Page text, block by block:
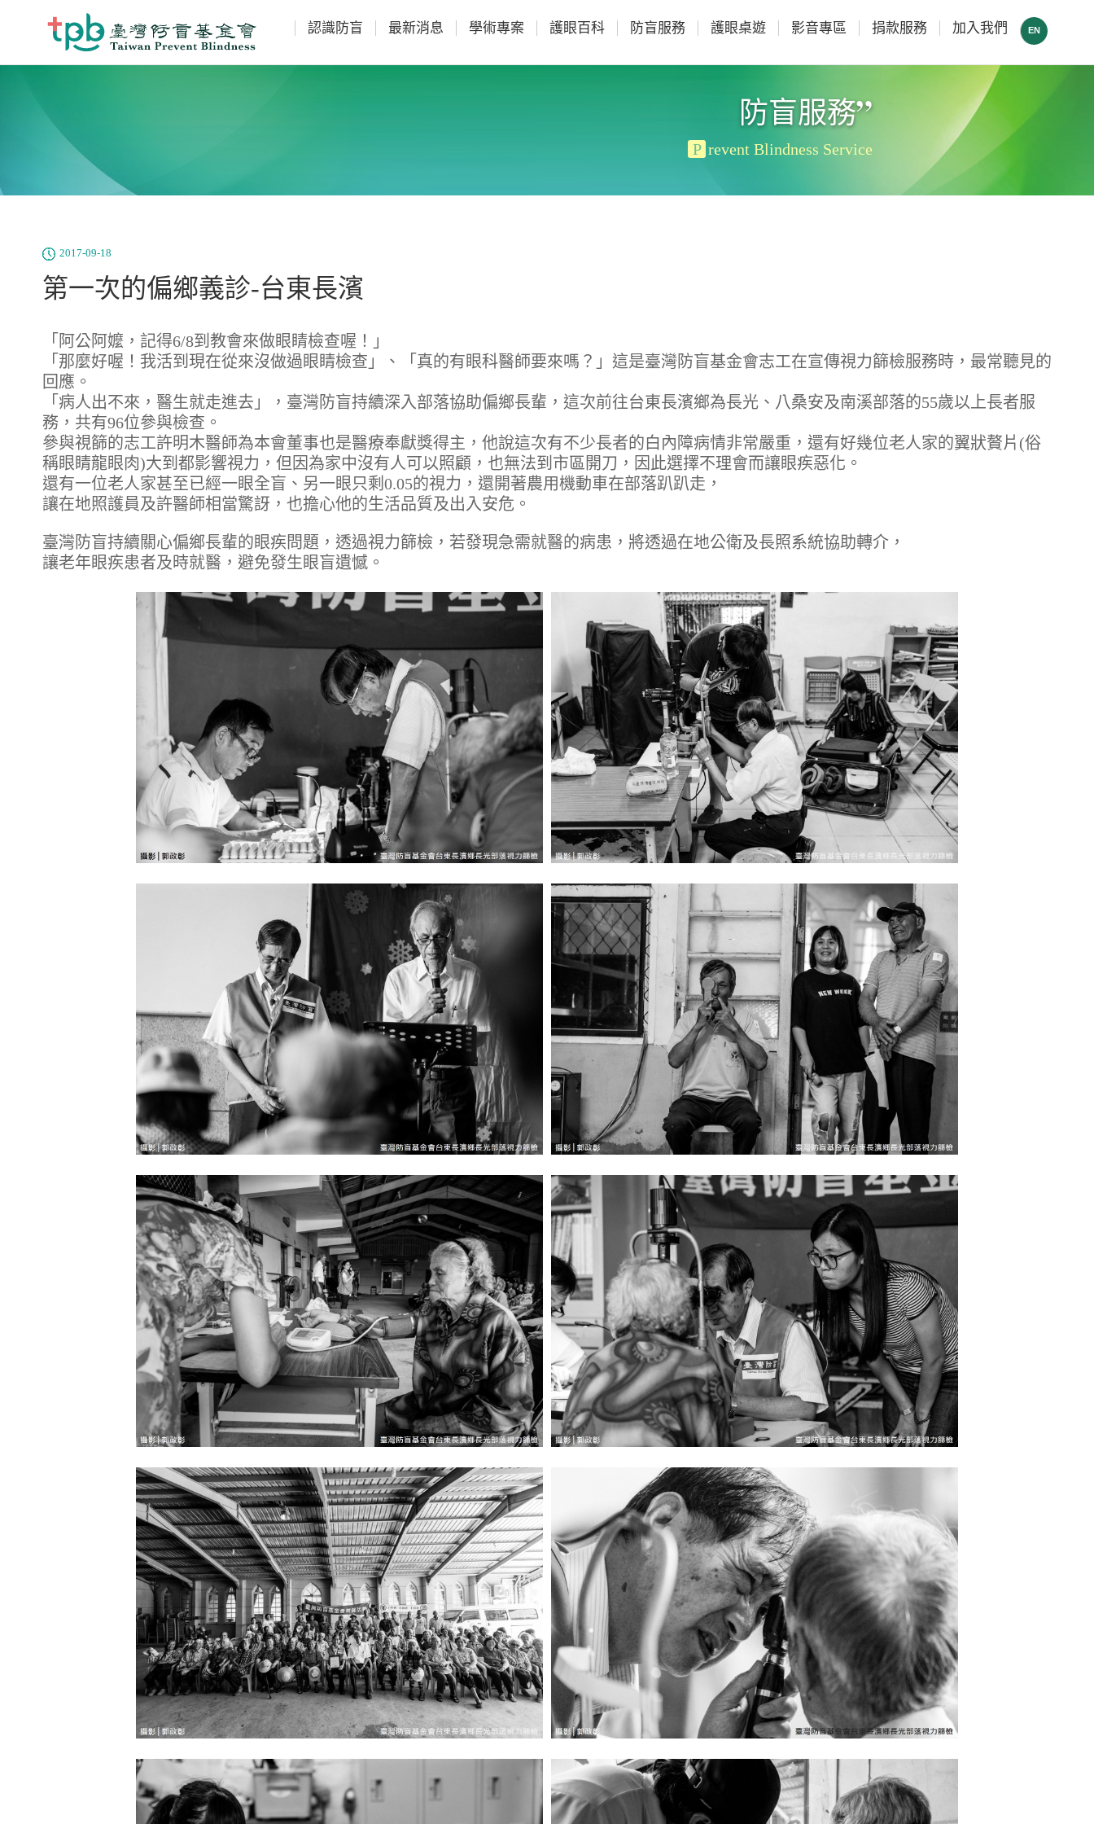
認識防盲 最新消息 學術專案 護眼百科 防盲服務 護眼桌遊 影音專區 捐款服務 加入我們 EN
防盲服務”
P revent Blindness Service
2017-09-18
第一次的偏鄉義診-台東長濱
「阿公阿嬤，記得6/8到教會來做眼睛檢查喔！」
「那麼好喔！我活到現在從來沒做過眼睛檢查」、「真的有眼科醫師要來嗎？」這是臺灣防盲基金會志工在宣傳視力篩檢服務時，最常聽見的
回應。
「病人出不來，醫生就走進去」，臺灣防盲持續深入部落協助偏鄉長輩，這次前往台東長濱鄉為長光、八桑安及南溪部落的55歲以上長者服
務，共有96位參與檢查。
參與視篩的志工許明木醫師為本會董事也是醫療奉獻獎得主，他說這次有不少長者的白內障病情非常嚴重，還有好幾位老人家的翼狀贅片(俗
稱眼睛龍眼肉)大到都影響視力，但因為家中沒有人可以照顧，也無法到市區開刀，因此選擇不理會而讓眼疾惡化。
還有一位老人家甚至已經一眼全盲、另一眼只剩0.05的視力，還開著農用機動車在部落趴趴走，
讓在地照護員及許醫師相當驚訝，也擔心他的生活品質及出入安危。
臺灣防盲持續關心偏鄉長輩的眼疾問題，透過視力篩檢，若發現急需就醫的病患，將透過在地公衛及長照系統協助轉介，
讓老年眼疾患者及時就醫，避免發生眼盲遺憾。